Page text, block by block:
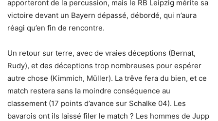
apporteront de la percussion, mais le RB Leipzig mérite sa
victoire devant un Bayern dépassé, débordé, qui n’aura
réagi qu’en fin de rencontre.
Un retour sur terre, avec de vraies déceptions (Bernat,
Rudy), et des déceptions trop nombreuses pour espérer
autre chose (Kimmich, Müller). La trêve fera du bien, et ce
match restera sans la moindre conséquence au
classement (17 points d’avance sur Schalke 04). Les
bavarois ont ils laissé filer le match ? Les hommes de Jupp